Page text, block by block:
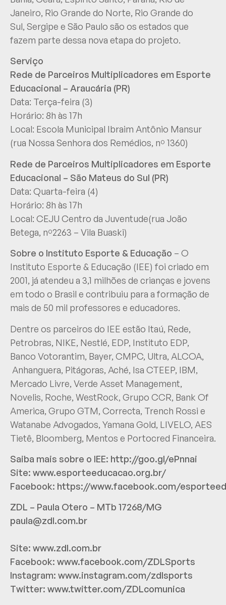
Janeiro, Rio Grande do Norte, Rio Grande do
Sul, Sergipe e São Paulo são os estados que
fazem parte dessa nova etapa do projeto.
Serviço
Rede de Parceiros Multiplicadores em Esporte
Educacional – Araucária (PR)
Data: Terça-feira (3)
Horário: 8h às 17h
Local: Escola Municipal Ibraim Antônio Mansur
(rua Nossa Senhora dos Remédios, nº 1360)
Rede de Parceiros Multiplicadores em Esporte
Educacional – São Mateus do Sul (PR)
Data: Quarta-feira (4)
Horário: 8h às 17h
Local: CEJU Centro da Juventude(rua João
Betega, nº2263 – Vila Buaski)
Sobre o Instituto Esporte & Educação – O
Instituto Esporte & Educação (IEE) foi criado em
2001, já atendeu a 3,1 milhões de crianças e jovens
em todo o Brasil e contribuiu para a formação de
mais de 50 mil professores e educadores.
Dentre os parceiros do IEE estão Itaú, Rede,
Petrobras, NIKE, Nestlé, EDP, Instituto EDP,
Banco Votorantim, Bayer, CMPC, Ultra, ALCOA,
Anhanguera, Pitágoras, Aché, Isa CTEEP, IBM,
Mercado Livre, Verde Asset Management,
Novelis, Roche, WestRock, Grupo CCR, Bank Of
America, Grupo GTM, Correcta, Trench Rossi e
Watanabe Advogados, Yamana Gold, LIVELO, AES
Tietê, Bloomberg, Mentos e Portocred Financeira.
Saiba mais sobre o IEE: http://goo.gl/ePnnai
Site: www.esporteeducacao.org.br/
Facebook: https://www.facebook.com/
ZDL – Paula Otero – MTb 17268/MG
paula@zdl.com.br
Site: www.zdl.com.br
Facebook: www.facebook.com/ZDLSports
Instagram: www.instagram.com/zdlsports
Twitter: www.twitter.com/ZDLcomunica